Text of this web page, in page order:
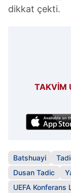
dikkat çekti.
TAKVİM
Batshuayi
Dusan Tadic
UEFA Konferans